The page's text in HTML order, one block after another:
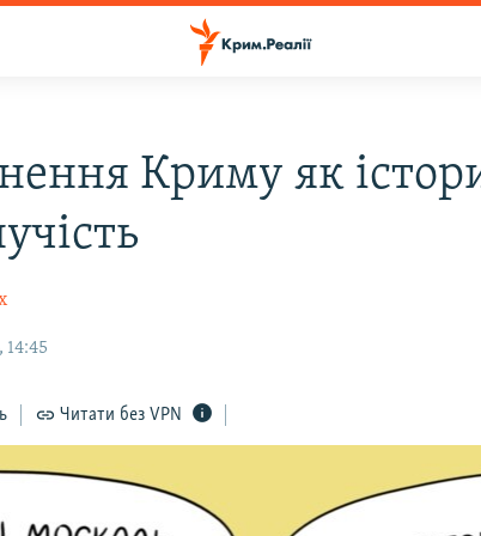
Криму як
14:45
Читати без VPN